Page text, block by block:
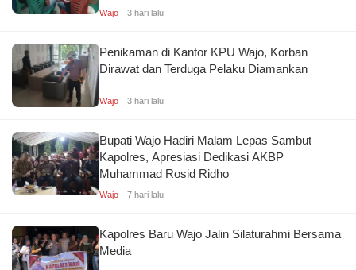
Wajo 3 hari lalu
Penikaman di Kantor KPU Wajo, Korban
Dirawat dan Terduga Pelaku Diamankan
Wajo 3 hari lalu
Bupati Wajo Hadiri Malam Lepas Sambut
Kapolres, Apresiasi Dedikasi AKBP
Muhammad Rosid Ridho
Wajo 7 hari lalu
Kapolres Baru Wajo Jalin Silaturahmi Bersama
Media